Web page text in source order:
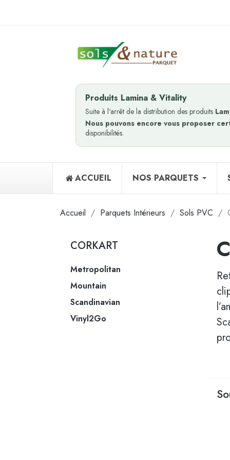
Produits Lamina & Vitality
Suite à l'arrêt de la distribution des produits
Nous pouvons encore vous proposer
disponibilités.
ACCUEIL NOS PARQUETS
Accueil Parquets Intérieurs Sols PVC
CORKART
Metropolitan
Mountain
Scandinavian
Vinyl2Go